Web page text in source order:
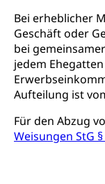
Bei erheblicher
Geschäft oder
bei
jedem
Aufteilung ist
Für den Abzug
Weisungen StG
Wehrpflicht,
Feuerwehr,
Alarmierung,